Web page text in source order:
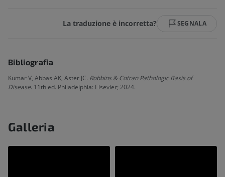
La traduzione è incorretta? SEGNALA
Bibliografia
Kumar V, Abbas AK, Aster JC. Robbins & Cotran Pathologic Basis of
Disease. 11th ed. Philadelphia: Elsevier; 2024.
Galleria